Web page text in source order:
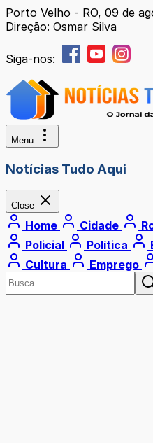
Porto Velho - RO, 09 de
Direção: Osmar Silva
Siga-nos:
Menu
Notícias Tudo Aqui
Close
Home Cidade
Policial
Política
Cultura
Emprego